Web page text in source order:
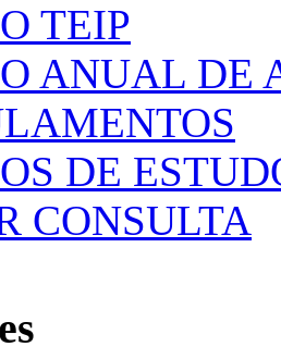
TEIP
ANUAL DE
DE